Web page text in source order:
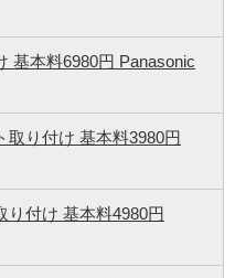
基本料6980円 Panasonic
り付け 基本料3980円
り付け 基本料4980円